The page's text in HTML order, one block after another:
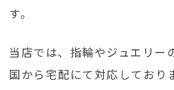
す。
当店では、指輪やジュエリー
国から宅配にて対応しており